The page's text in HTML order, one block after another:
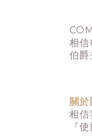
相信
伯爵
關
相信
『